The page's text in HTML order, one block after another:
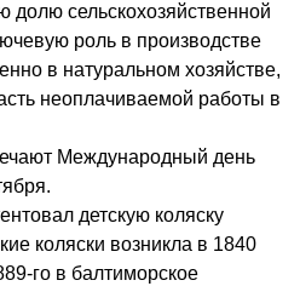
долю сельскохозяйственной
роль в производстве
в натуральном хозяйстве,
неоплачиваемой работы в
Международный день
детскую коляску
коляски возникла в 1840
го в балтиморское